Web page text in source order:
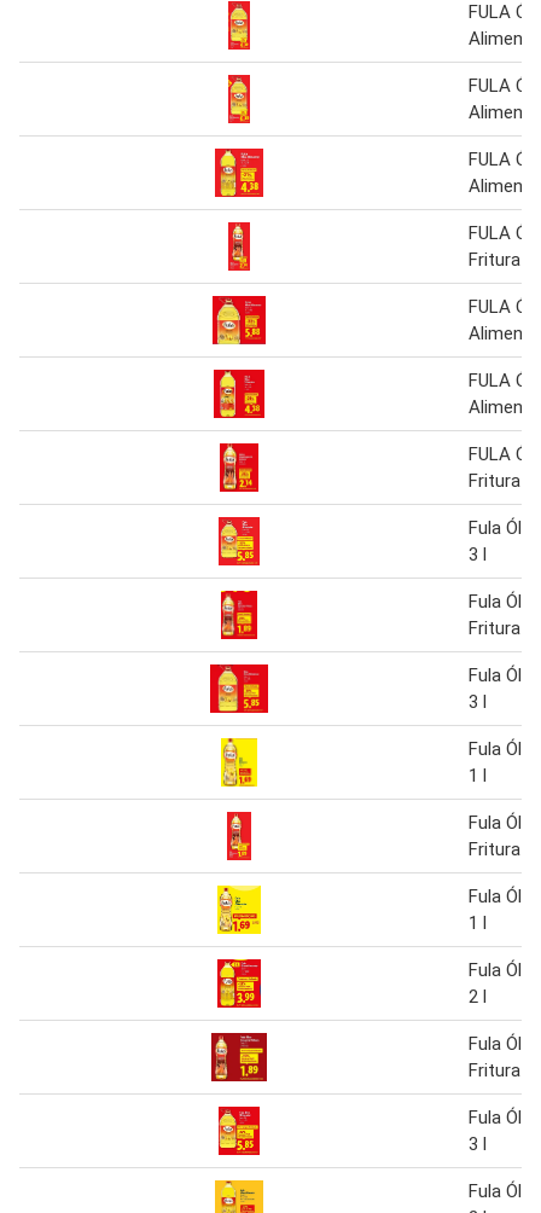
FULA
FULA
FULA
FULA
Fritura 1
FULA
FULA
FULA
Fritura 1
Fula
3 l
Fula
Fritura 1
Fula
3 l
Fula
1 l
Fula
Fritura 1
Fula
1 l
Fula
2 l
Fula
Fritura
Fula
3 l
Fula